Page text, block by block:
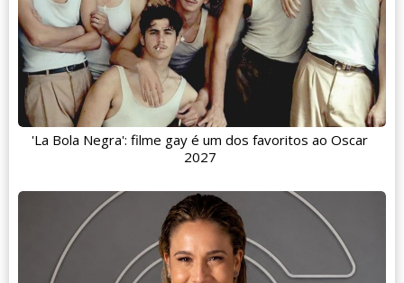
'La Bola Negra': filme gay é um dos favoritos ao Oscar
2027